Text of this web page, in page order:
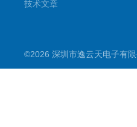
技术文章
©2026 深圳市逸云天电子有